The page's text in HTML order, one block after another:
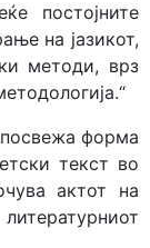
постојните
на јазикот,
методи, врз
посвежа форма
текст во
актот на